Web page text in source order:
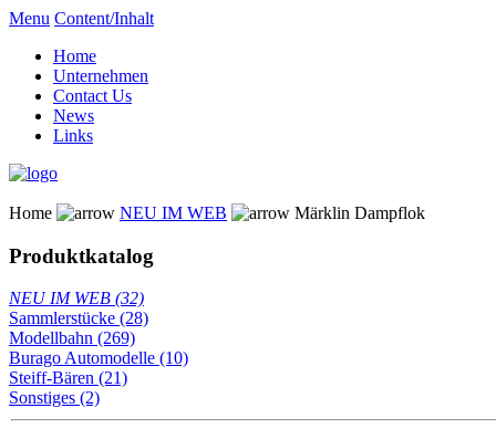
Menu Content/Inhalt
Home
Unternehmen
Contact Us
News
Links
Home NEU IM WEB Märklin Dampflok
Produktkatalog
NEU IM WEB (32)
Sammlerstücke (28)
Modellbahn (269)
Burago Automodelle (10)
Steiff-Bären (21)
Sonstiges (2)